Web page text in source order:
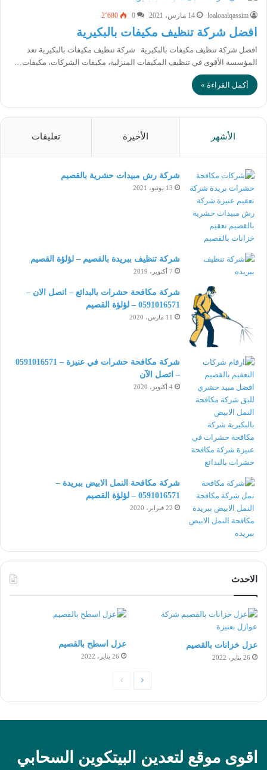
loaloaalqassim 14 مارس، 2021 0 2٬680
افضل شركة تنظيف مكيفات بالبكيرية
افضل شركة تنظيف مكيفات بالبكيرية شركة تنظيف مكيفات بالبكيرية تعد
المؤسسة الأقوى في تنظيف المكيفات المنزلية، مكيفات الشركات، مكيفات…
أكمل القراءة »
الأشهر الأخيرة تعليقات
شركة رش مبيدات حشرية بالقصيم
13 يونيو، 2021
شركة تنظيف ببريدة بالقصيم – لؤلؤة القصيم
7 أكتوبر، 2019
شركة مكافحة حشرات بالبدائع – اتصل الان –
0591016571 – لؤلؤة القصيم
11 مارس، 2020
شركة مكافحة حشرات في عنيزة – 0591016571
– اتصل الآن
4 أكتوبر، 2020
شركة مكافحة النمل الابيض ببريدة –
0591016571 – لؤلؤة القصيم
22 فبراير، 2020
الاحدث
عزل خزانات بالقصيم
26 يناير، 2022
عزل اسطح بالقصيم
26 يناير، 2022
الصفحةالصفحة
اقوى موقع لتعدين البيتكوين السحابي